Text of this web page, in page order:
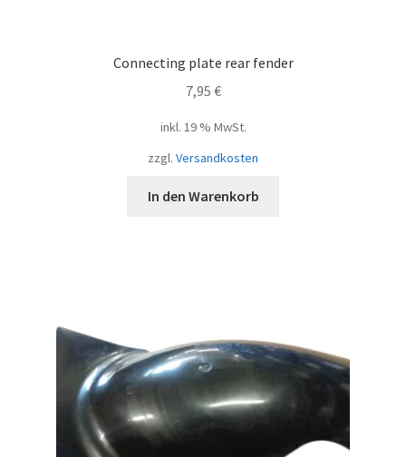
Connecting plate rear fender
7,95 €
inkl. 19 % MwSt.
zzgl. Versandkosten
In den Warenkorb